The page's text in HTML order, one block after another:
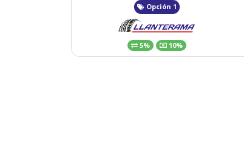
Opción 1
5% 10%